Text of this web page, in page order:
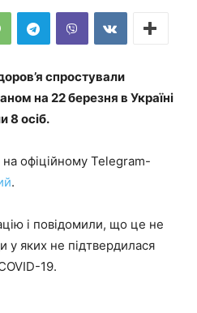
спростували
на 22 березня в Україні
8 осіб.
на офіційному Telegram-
.
і повідомили, що це не
у яких не підтвердилася
19.